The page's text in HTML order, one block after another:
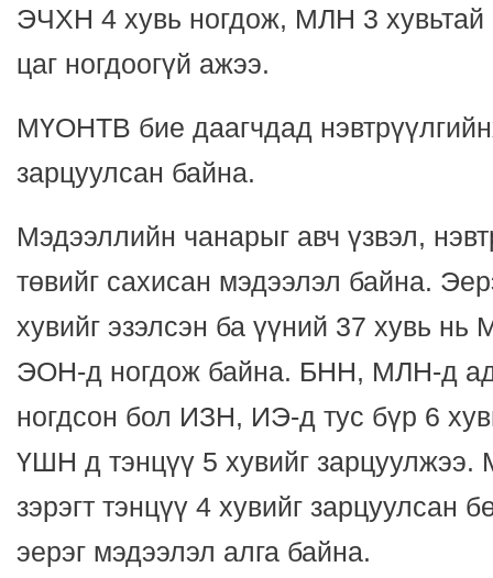
ЭЧХН 4 хувь ногдож, МЛН 3
цаг ногдоогүй ажээ.
МҮОНТВ бие даагчдад
зарцуулсан байна.
Мэдээллийн чанарыг авч үзвэл,
төвийг сахисан мэдээлэл байна.
хувийг эзэлсэн ба үүний 37 хувь
ЭОН-д ногдож байна. БНН, МЛН-д
ногдсон бол ИЗН, ИЭ-д тус бүр 6
ҮШН д тэнцүү 5 хувийг
зэрэгт тэнцүү 4 хувийг зарцуулсан
эерэг мэдээлэл алга байна.